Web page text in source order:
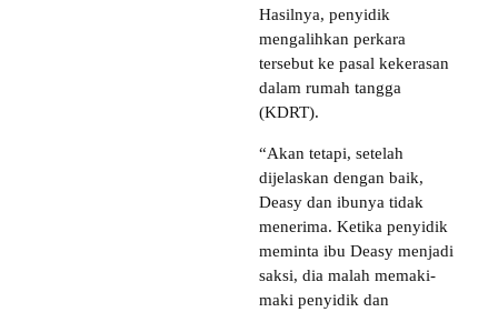
Hasilnya, penyidik
mengalihkan perkara
tersebut ke pasal kekerasan
dalam rumah tangga
(KDRT).
“Akan tetapi, setelah
dijelaskan dengan baik,
Deasy dan ibunya tidak
menerima. Ketika penyidik
meminta ibu Deasy menjadi
saksi, dia malah memaki-
maki penyidik dan